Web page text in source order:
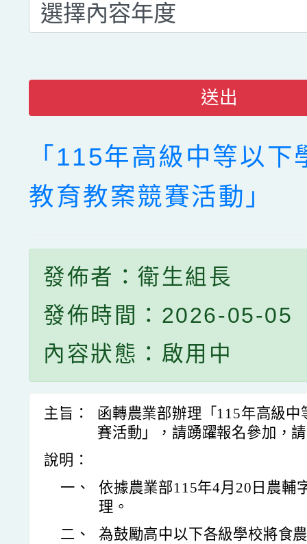
送出
「115年高級中等以下
教育教案競賽活動」
發佈者：衛生組長
發佈時間：2026-05-05
內容狀態：啟用中
主旨：
函轉農業部辦理「115年高級
賽活動」，請踴躍報名參加，
說明：
一、
依據農業部115年4月20日農輔
理。
二、
為鼓勵高中以下各級學校將食